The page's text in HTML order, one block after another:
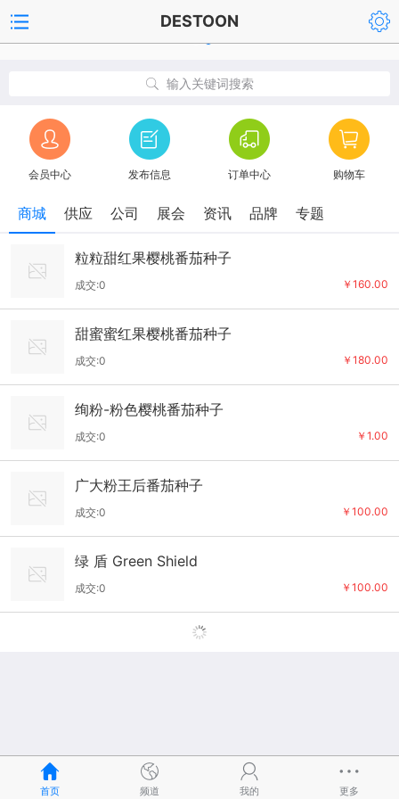
DESTOON
输入关键词搜索
会员中心 发布信息 订单中心 购物车
商城 供应 公司 展会 资讯 品牌 专题
粒粒甜红果樱桃番茄种子
￥160.00
成交:0
甜蜜蜜红果樱桃番茄种子
￥180.00
成交:0
绚粉-粉色樱桃番茄种子
￥1.00
成交:0
广大粉王后番茄种子
￥100.00
成交:0
绿 盾 Green Shield
￥100.00
成交:0
首页 频道 我的 更多